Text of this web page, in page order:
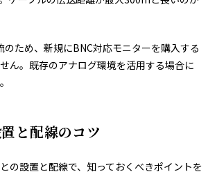
のため、新規にBNC対応モニターを購入する
ん。既存のアナログ環境を活用する場合に
と配線のコツ
の設置と配線で、知っておくべきポイントを